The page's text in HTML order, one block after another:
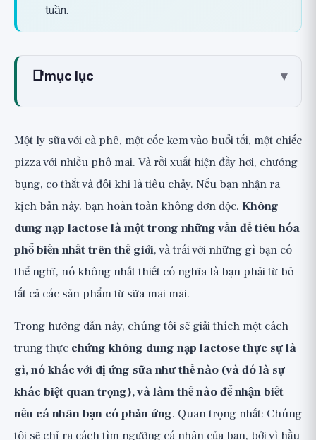
tuần.
📑mục lục ▾
Sự khác biệt quan trọng: Không dung nạp
không phải là dị ứng sữa
thế nào? Các triệu chứng
Làm thế nào để nhận biết? Nhật ký thực
Bước 3: Đưa trở lại dần dần để tìm ngưỡng,
bước quan trọng nhất
Bí mật mà hầu hết mọi người bỏ lỡ:
Không nhất thiết phải từ bỏ tất cả sữa
Đừng từ bỏ một cách không cần thiết:
Sữa cung cấp canxi và protein
Một ly sữa với cà phê, một cốc kem vào buổi tối, một chiếc
pizza với nhiều phô mai. Và rồi xuất hiện đầy hơi, chướng
bụng, co thắt và đôi khi là tiêu chảy. Nếu bạn nhận ra
kịch bản này, bạn hoàn toàn không đơn độc. Không
dung nạp lactose là một trong những vấn đề tiêu hóa
phổ biến nhất trên thế giới, và trái với những gì bạn có
thể nghĩ, nó không nhất thiết có nghĩa là bạn phải từ bỏ
tất cả các sản phẩm từ sữa mãi mãi.
Trong hướng dẫn này, chúng tôi sẽ giải thích một cách
trung thực chứng không dung nạp lactose thực sự là
gì, nó khác với dị ứng sữa như thế nào (và đó là sự
khác biệt quan trọng), và làm thế nào để nhận biết
nếu cá nhân bạn có phản ứng. Quan trọng nhất: Chúng
tôi sẽ chỉ ra cách tìm ngưỡng cá nhân của bạn, bởi vì hầu